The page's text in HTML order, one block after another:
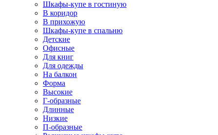
Шкафы-купе в гостиную
В коридор
В прихожую
Шкафы-купе в спальню
Детские
Офисные
Для книг
Для одежды
На балкон
Форма
Высокие
Г-образные
Длинные
Низкие
П-образные